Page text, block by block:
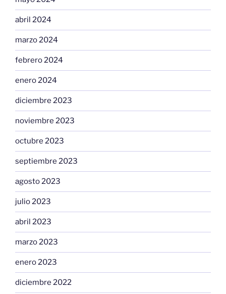
abril 2024
marzo 2024
febrero 2024
enero 2024
diciembre 2023
noviembre 2023
octubre 2023
septiembre 2023
agosto 2023
julio 2023
abril 2023
marzo 2023
enero 2023
diciembre 2022